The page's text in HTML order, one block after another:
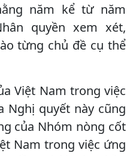
năm kể từ năm
quyền xem xét,
từng chủ đề cụ thể
Việt Nam trong việc
Nghị quyết này cũng
của Nhóm nòng cốt
Nam trong việc ứng